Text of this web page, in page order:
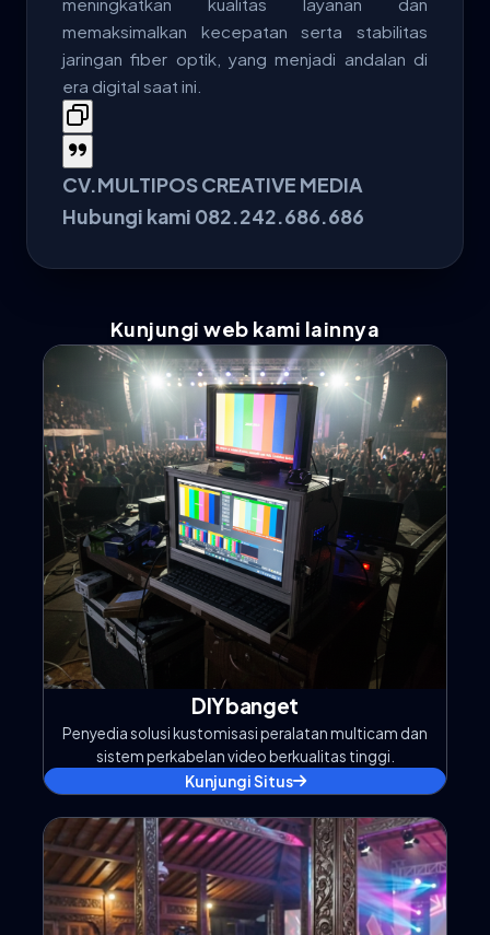
memaksimalkan kecepatan serta stabilitas
jaringan fiber optik, yang menjadi andalan di
era digital saat ini.
CV.MULTIPOS CREATIVE MEDIA
Hubungi kami 082.242.686.686
Kunjungi web kami lainnya
DIYbanget
Penyedia solusi kustomisasi peralatan multicam dan
sistem perkabelan video berkualitas tinggi.
Kunjungi Situs